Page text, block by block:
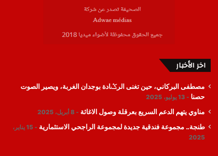
اخر الأخبار
مصطفى البركاني، حين تغنى الرݣادة بوجدان الغربة، ويصير الصوت
حصنا
13 يوليو، 2025
مناوي يتهم الدعم السريع بعرقلة وصول الاغاثة 8 أبريل، 2025
طنجة.. مجموعة فندقية جديدة لمجموعة الراجحي الاستثمارية
15 يناير،
2025